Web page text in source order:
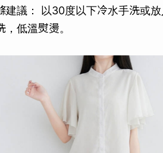
建議： 以30度以下冷水手洗或
，低溫熨燙。